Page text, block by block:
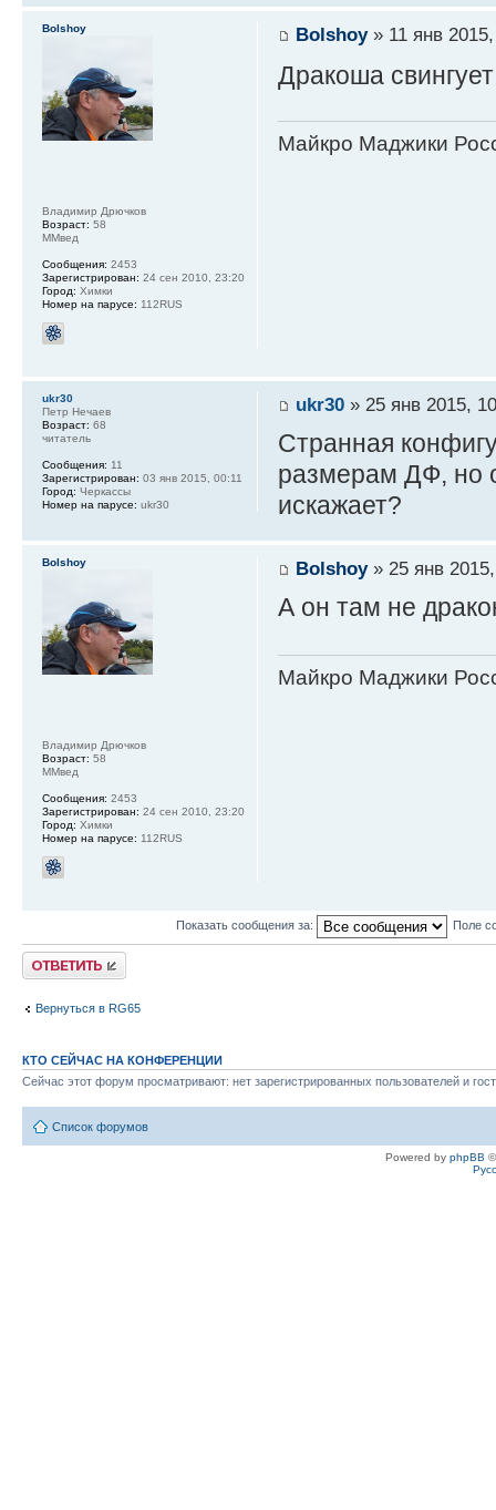
Bolshoy» 11 янв
Дракоша
Майкро Маджики
Bolshoy
Владимир Дрючков
Возраст: 58
ММвед
Сообщения: 2453
Зарегистрирован: 24 сен 2010, 23:20
Город: Химки
Номер на парусе: 112RUS
ukr30» 25 янв 2015,
Странная
размерам ДФ, но
искажает?
ukr30
Петр Нечаев
Возраст: 68
читатель
Сообщения: 11
Зарегистрирован: 03 янв 2015, 00:11
Город: Черкассы
Номер на парусе: ukr30
Bolshoy» 25 янв
А он там не
Майкро Маджики
Bolshoy
Владимир Дрючков
Возраст: 58
ММвед
Сообщения: 2453
Зарегистрирован: 24 сен 2010, 23:20
Город: Химки
Номер на парусе: 112RUS
Показать сообщения за: Поле
Ответить
Вернуться в RG65
КТО СЕЙЧАС НА КОНФЕРЕНЦИИ
Сейчас этот форум просматривают: нет зарегистрированных пользователей и
Список форумов
Powered by phpBB